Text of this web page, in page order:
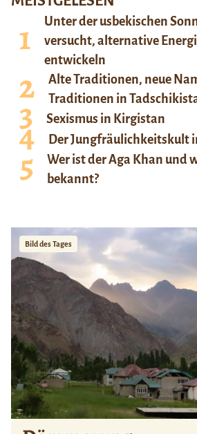
Unter der usbekischen
versucht, alternative
entwickeln
Alte Traditionen, neue
Traditionen in
Sexismus in Kirgistan
Der Jungfräulichkeitskult
Wer ist der Aga Khan und
bekannt?
Bild des Tages